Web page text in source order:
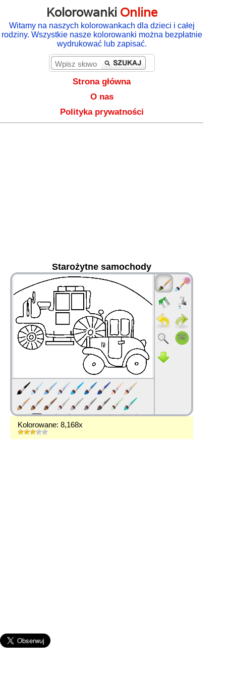
Kolorowanki Online
Witamy na naszych kolorowankach dla dzieci i całej
rodziny. Wszystkie nasze kolorowanki można bezpłatnie
wydrukować lub zapisać.
Strona główna
O nas
Polityka prywatności
Starożytne samochody
Kolorowane: 8,168x